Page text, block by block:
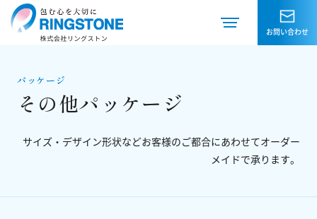
お問い合わせ
パッケージ
その他パッケージ
サイズ・デザイン形状などお客様のご都合にあわせてオーダー
メイドで承ります。